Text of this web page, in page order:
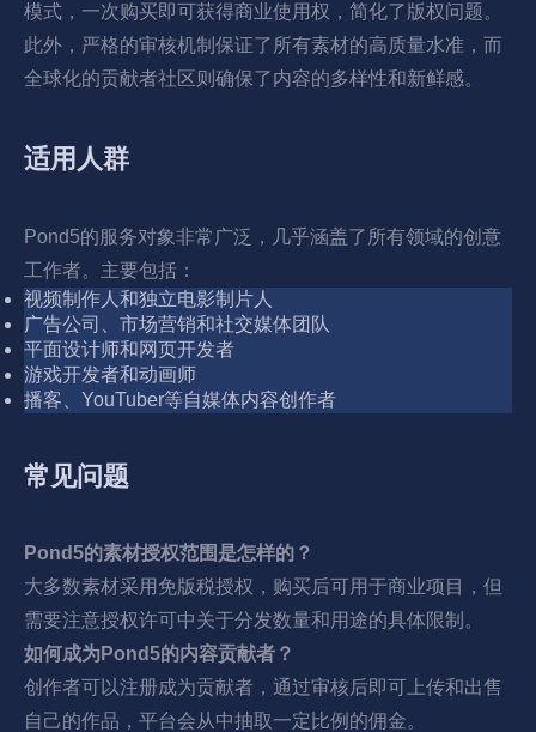
模式，一次购买即可获得商业使用权，简化了版权问题。
此外，严格的审核机制保证了所有素材的高质量水准，而
全球化的贡献者社区则确保了内容的多样性和新鲜感。
适用人群
Pond5的服务对象非常广泛，几乎涵盖了所有领域的创意
工作者。主要包括：
视频制作人和独立电影制片人
广告公司、市场营销和社交媒体团队
平面设计师和网页开发者
游戏开发者和动画师
播客、YouTuber等自媒体内容创作者
常见问题
Pond5的素材授权范围是怎样的？
大多数素材采用免版税授权，购买后可用于商业项目，但
需要注意授权许可中关于分发数量和用途的具体限制。
如何成为Pond5的内容贡献者？
创作者可以注册成为贡献者，通过审核后即可上传和出售
自己的作品，平台会从中抽取一定比例的佣金。